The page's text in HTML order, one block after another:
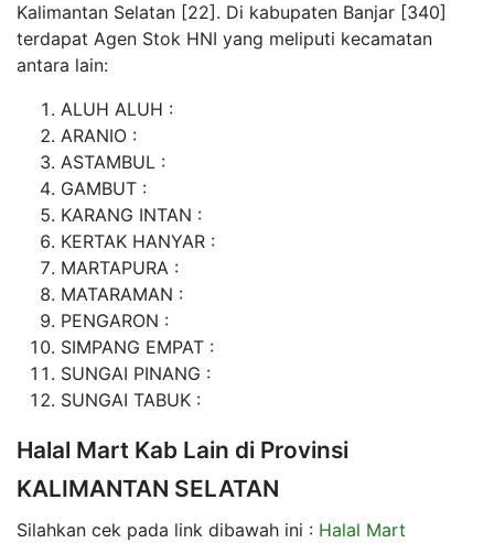
Kalimantan Selatan [22]. Di kabupaten Banjar [340]
terdapat Agen Stok HNI yang meliputi kecamatan
antara lain:
ALUH ALUH :
ARANIO :
ASTAMBUL :
GAMBUT :
KARANG INTAN :
KERTAK HANYAR :
MARTAPURA :
MATARAMAN :
PENGARON :
SIMPANG EMPAT :
SUNGAI PINANG :
SUNGAI TABUK :
Halal Mart Kab Lain di Provinsi
KALIMANTAN SELATAN
Silahkan cek pada link dibawah ini : Halal Mart